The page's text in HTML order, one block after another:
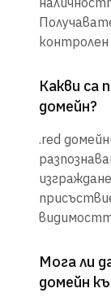
Какви са
домейн?
.red
Мога ли
домейн